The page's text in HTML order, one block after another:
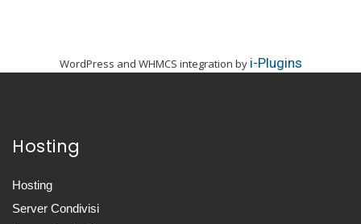
WordPress and WHMCS integration by i-Plugins
Hosting
Hosting
Server Condivisi